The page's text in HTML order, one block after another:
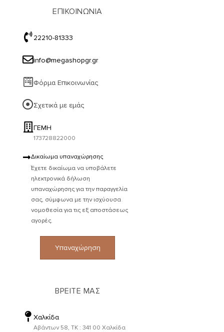
ΕΠΙΚΟΙΝΩΝΙΑ
22210-81333
info@megashopgr.gr
Φόρμα Επικοινωνίας
Σχετικά με εμάς
ΓΕΜΗ
173728822000
Δικαίωμα υπαναχώρησης
Έχετε δικαίωμα να υποβάλετε
ηλεκτρονικά δήλωση
υπαναχώρησης για την παραγγελία
σας, σύμφωνα με την ισχύουσα
νομοθεσία για τις εξ αποστάσεως
αγορές.
Υπαναχώρηση
ΒΡΕΙΤΕ ΜΑΣ
Χαλκίδα
Αβάντων 58, ΤΚ : 341 00 Χαλκίδα